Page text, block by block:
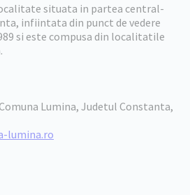
situata in partea central-
infiintata din punct de vedere
si este compusa din localitatile
Lumina, Judetul Constanta,
lumina.ro